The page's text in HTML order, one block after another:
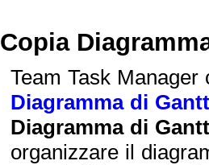
Copia
Team Task
Diagramma di Gantt
Diagramma di Gantt
organizzare il